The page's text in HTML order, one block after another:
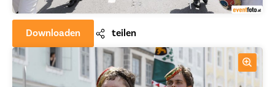
Downloaden teilen